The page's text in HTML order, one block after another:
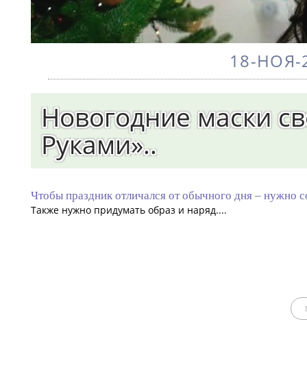
18-НОЯ-
Новогодние маски
Руками»..
Чтобы праздник отличался от обычного дня – нужно
Также нужно придумать образ и наряд....